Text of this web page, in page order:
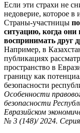
Если эти страхи не
недоверие, которое в
Страны-участницы
ситуацию, когда
воспринимать друг
Например, в
публикациях
пространство в
границу как
безопасности
Особенности
безопасности
Евразийском
№ 3 (148)/ 2024.